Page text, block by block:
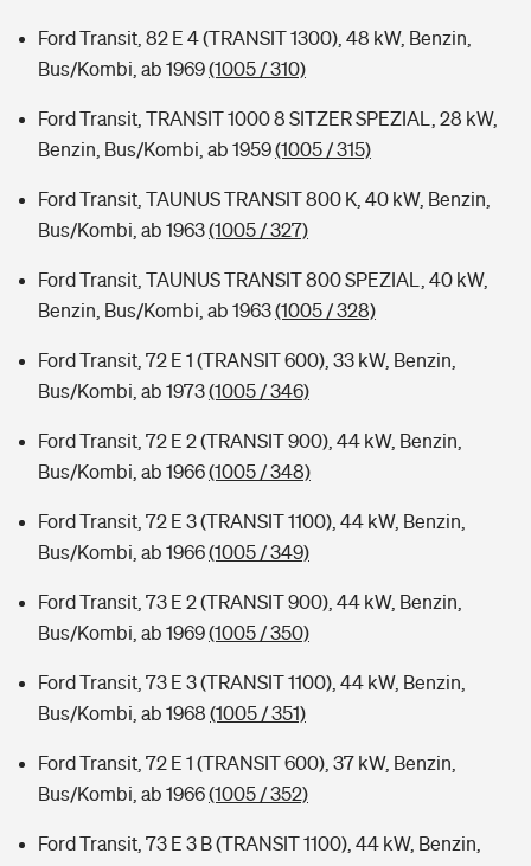
Ford Transit, 82 E 4 (TRANSIT 1300), 48 kW, Benzin,
Bus/Kombi, ab 1969(1005 / 310)
Ford Transit, TRANSIT 1000 8 SITZER SPEZIAL, 28 kW,
Benzin, Bus/Kombi, ab 1959(1005 / 315)
Ford Transit, TAUNUS TRANSIT 800 K, 40 kW, Benzin,
Bus/Kombi, ab 1963(1005 / 327)
Ford Transit, TAUNUS TRANSIT 800 SPEZIAL, 40 kW,
Benzin, Bus/Kombi, ab 1963(1005 / 328)
Ford Transit, 72 E 1 (TRANSIT 600), 33 kW, Benzin,
Bus/Kombi, ab 1973(1005 / 346)
Ford Transit, 72 E 2 (TRANSIT 900), 44 kW, Benzin,
Bus/Kombi, ab 1966(1005 / 348)
Ford Transit, 72 E 3 (TRANSIT 1100), 44 kW, Benzin,
Bus/Kombi, ab 1966(1005 / 349)
Ford Transit, 73 E 2 (TRANSIT 900), 44 kW, Benzin,
Bus/Kombi, ab 1969(1005 / 350)
Ford Transit, 73 E 3 (TRANSIT 1100), 44 kW, Benzin,
Bus/Kombi, ab 1968 (1005 / 351)
Ford Transit, 72 E 1 (TRANSIT 600), 37 kW, Benzin,
Bus/Kombi, ab 1966(1005 / 352)
Ford Transit, 73 E 3 B (TRANSIT 1100), 44 kW, Benzin,